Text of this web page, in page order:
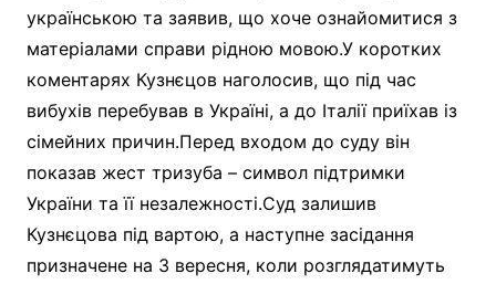
українською та заявив, що хоче ознайомитися з
матеріалами справи рідною мовою.У коротких
коментарях Кузнєцов наголосив, що під час
вибухів перебував в Україні, а до Італії приїхав із
сімейних причин.Перед входом до суду він
показав жест тризуба – символ підтримки
України та її незалежності.Суд залишив
Кузнєцова під вартою, а наступне засідання
призначене на 3 вересня, коли розглядатимуть